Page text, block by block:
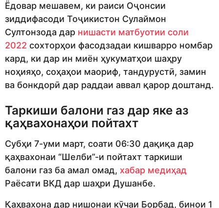
Ёдовар мешавем, ки раиси Оҷонсии
зиддифасоди Тоҷикистон Сулаймон
Султонзода дар нишасти матбуотии соли
2022 сохторҳои фасодзадаи кишварро номбар
кард, ки дар ин миён ҳукуматҳои шаҳру
ноҳияҳо, соҳаҳои маориф, тандурустӣ, замин
ва бонкдорӣ дар раддаи аввал қарор доштанд.
Таркиши балони газ дар яке аз
қаҳвахонаҳои пойтахт
Субҳи 7-уми март, соати 06:30 дақиқа дар
қаҳвахонаи “Шелби”-и пойтахт таркиши
балони газ ба амал омад, хабар медиҳад
Раёсати ВКД дар шаҳри Душанбе.
Қаҳвахона дар нишонаи кӯчаи Борбад, бинои 1